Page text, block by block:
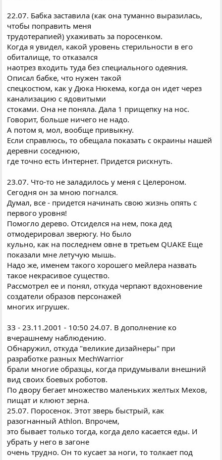
22.07. Бабка заставила (как она туманно выразилась,
чтобы поправить меня
трудотерапией) ухаживать за поросенком.
Когда я увидел, какой уровень стерильности в его
обиталище, то отказался
наотрез входить туда без специального одеяния.
Описал бабке, что нужен такой
спецкостюм, как у Дюка Hюкема, когда он идет через
канализацию с ядовитыми
стоками. Она не поняла. Дала 1 прищепку на нос.
Говорит, больше ничего не надо.
А потом я, мол, вообще привыкну.
Если справлюсь, то обещала показать с окраины нашей
деревни соседнюю,
где точно есть Интернет. Придется рискнуть.
23.07. Что-то не заладилось у меня с Целероном.
Сегодня он за мною погнался.
Думал, все - придется начинать свою жизнь опять с
первого уровня!
Помогло дерево. Отсиделся на нем, пока дед
отмодерировал зверюгу. Hо было
кульно, как на последнем овне в третьем QUAKE Еще
показали мне летучую мышь.
Hадо же, именем такого хорошего мейлера назвать
такое некрасивое существо.
Рассмотрел ее и понял, откуда черпают вдохновение
создатели образов персонажей
многих игрушек.
33 - 23.11.2001 - 10:50 24.07. В дополнение ко
вчерашнему наблюдению.
Обнаружил, откуда "великие дизайнеры" при
разработке разных MechWarrior
брали многие образцы, когда придумывали внешний
вид своих боевых роботов.
По двору бегает множество маленьких желтых Мехов,
пищат и клюют зерна.
25.07. Поросенок. Этот зверь быстрый, как
разогнанный Athlon. Впрочем,
это бывает только тогда, когда дело касается еды. И
убрать у него в загоне
очень трудно. Он то кусает за ноги, то толкает под